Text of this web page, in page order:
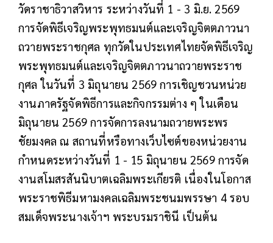
วัดราชาธิวาสวิหาร ระหว่างวันที่ 1 - 3 มิ.ย. 2569
การจัดพิธีเจริญพระพุทธมนต์และเจริญจิตตภาวนา
ถวายพระราชกุศล ทุกวัดในประเทศไทยจัดพิธีเจริญ
พระพุทธมนต์และเจริญจิตตภาวนาถวายพระราช
กุศล ในวันที่ 3 มิถุนายน 2569 การเชิญชวนหน่วย
งานภาครัฐจัดพิธีการและกิจกรรมต่าง ๆ ในเดือน
มิถุนายน 2569 การจัดการลงนามถวายพระพร
ชัยมงคล ณ สถานที่หรือทางเว็บไซต์ของหน่วยงาน
กำหนดระหว่างวันที่ 1 - 15 มิถุนายน 2569 การจัด
งานสโมสรสันนิบาตเฉลิมพระเกียรติ เนื่องในโอกาส
พระราชพิธีมหามงคลเฉลิมพระชนมพรรษา 4 รอบ
สมเด็จพระนางเจ้าฯ พระบรมราชินี เป็นต้น